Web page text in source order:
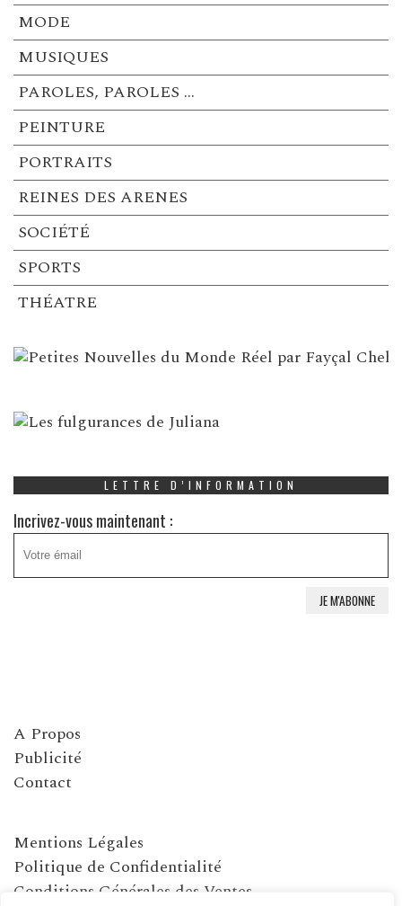
MODE
MUSIQUES
PAROLES, PAROLES …
PEINTURE
PORTRAITS
REINES DES ARENES
SOCIÉTÉ
SPORTS
THÉATRE
LETTRE D’INFORMATION
Incrivez-vous maintenant :
A Propos
Publicité
Contact
Mentions Légales
Politique de Confidentialité
Conditions Générales des Ventes